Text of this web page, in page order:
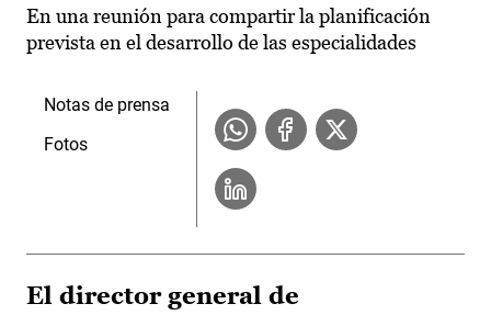
En una reunión para compartir la planificación
prevista en el desarrollo de las especialidades
Notas de prensa
Fotos
El director general de